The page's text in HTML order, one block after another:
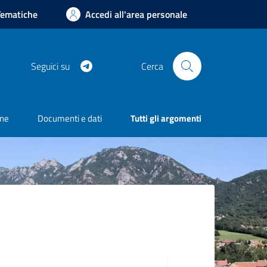
Accedi all'area personale
Seguici su Cerca
Documenti e dati Tutti gli argomenti